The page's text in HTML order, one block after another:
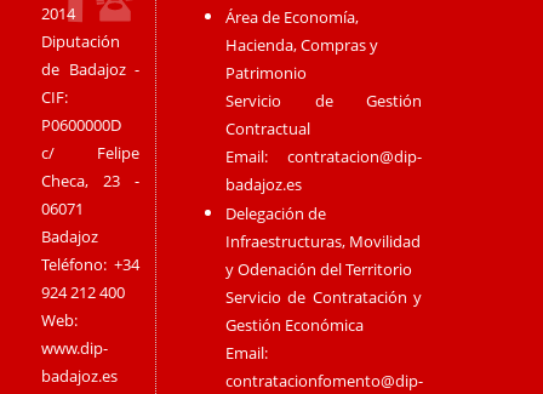
2014
Diputación
de Badajoz -
CIF:
P0600000D
c/ Felipe
Checa, 23 -
06071
Badajoz
Teléfono: +34
924 212 400
Web:
www.dip-
badajoz.es
Área de Economía,
Hacienda, Compras y
Patrimonio
Servicio de Gestión
Contractual
Email:contratacion@dip-
badajoz.es
Delegación de
Infraestructuras, Movilidad
y Odenación del Territorio
Servicio de Contratación y
Gestión Económica
Email:
contratacionfomento@dip-